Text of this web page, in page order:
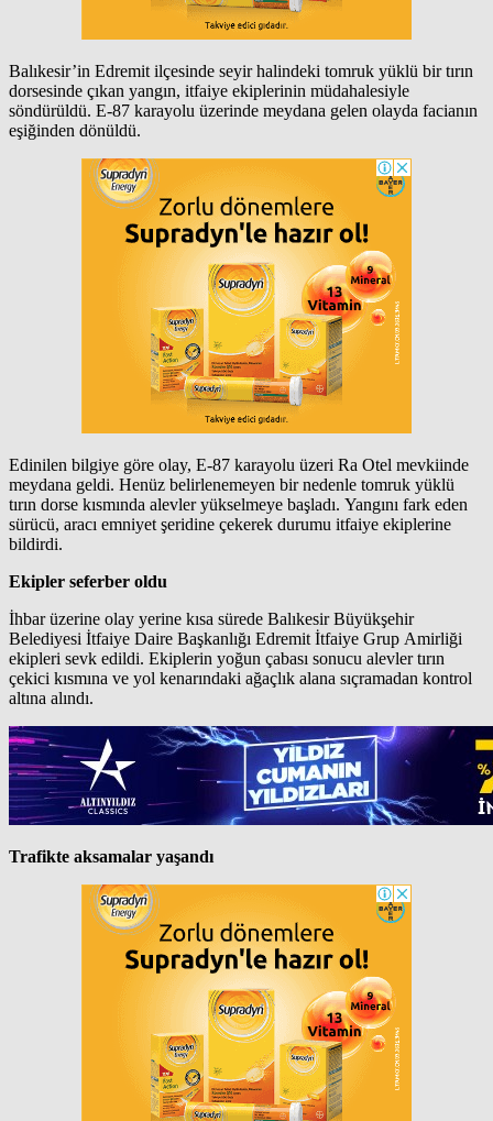
Balıkesir’in Edremit ilçesinde seyir halindeki tomruk yüklü bir tırın
dorsesinde çıkan yangın, itfaiye ekiplerinin müdahalesiyle
söndürüldü. E-87 karayolu üzerinde meydana gelen olayda facianın
eşiğinden dönüldü.
Edinilen bilgiye göre olay, E-87 karayolu üzeri Ra Otel mevkiinde
meydana geldi. Henüz belirlenemeyen bir nedenle tomruk yüklü
tırın dorse kısmında alevler yükselmeye başladı. Yangını fark eden
sürücü, aracı emniyet şeridine çekerek durumu itfaiye ekiplerine
bildirdi.
Ekipler seferber oldu
İhbar üzerine olay yerine kısa sürede Balıkesir Büyükşehir
Belediyesi İtfaiye Daire Başkanlığı Edremit İtfaiye Grup Amirliği
ekipleri sevk edildi. Ekiplerin yoğun çabası sonucu alevler tırın
çekici kısmına ve yol kenarındaki ağaçlık alana sıçramadan kontrol
altına alındı.
Trafikte aksamalar yaşandı